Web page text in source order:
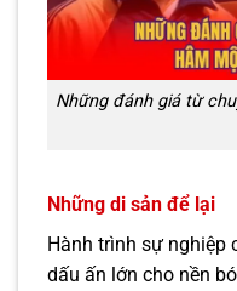
Những đánh giá từ
Những di sản để lại
Hành trình sự nghiệp
dấu ấn lớn cho nền